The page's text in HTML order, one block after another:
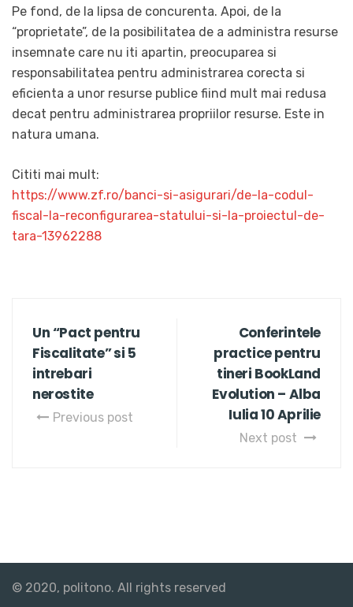
Pe fond, de la lipsa de concurenta. Apoi, de la
“proprietate”, de la posibilitatea de a administra resurse
insemnate care nu iti apartin, preocuparea si
responsabilitatea pentru administrarea corecta si
eficienta a unor resurse publice fiind mult mai redusa
decat pentru administrarea propriilor resurse. Este in
natura umana.
Cititi mai mult:
https://www.zf.ro/banci-si-asigurari/de-la-codul-
fiscal-la-reconfigurarea-statului-si-la-proiectul-de-
tara-13962288
Un “Pact pentru
Fiscalitate” si 5
intrebari
nerostite
Previous post
Conferintele
practice pentru
tineri BookLand
Evolution – Alba
Iulia 10 Aprilie
Next post
© 2020, politono. All rights reserved